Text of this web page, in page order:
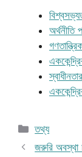
Categories
তথ্য
জরুরি অবস্থা